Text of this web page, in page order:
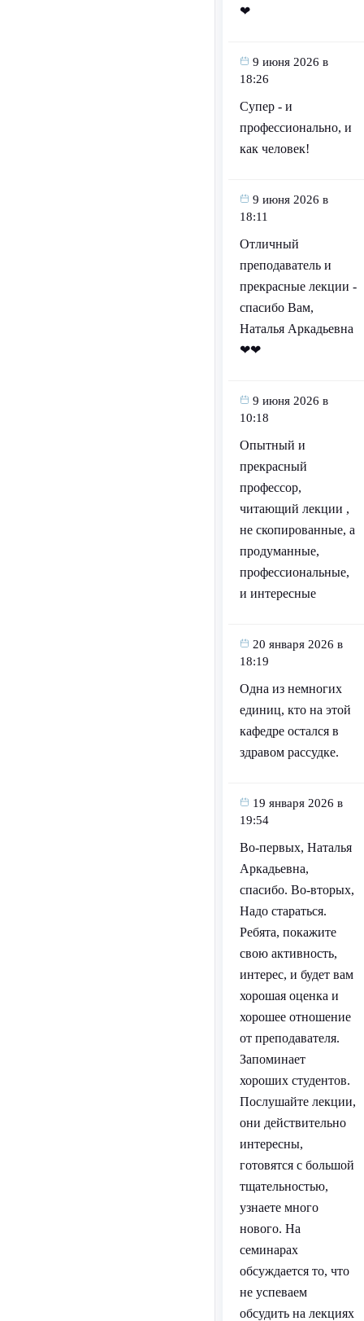
❤
9 июня 2026 в
18:26
Супер - и
профессионально, и
как человек!
9 июня 2026 в
18:11
Отличный
преподаватель и
прекрасные лекции -
спасибо Вам,
Наталья Аркадьевна
❤❤
9 июня 2026 в
10:18
Опытный и
прекрасный
профессор,
читающий лекции ,
не скопированные, а
продуманные,
профессиональные,
и интересные
20 января 2026 в
18:19
Одна из немногих
единиц, кто на этой
кафедре остался в
здравом рассудке.
19 января 2026 в
19:54
Во-первых, Наталья
Аркадьевна,
спасибо. Во-вторых,
Надо стараться.
Ребята, покажите
свою активность,
интерес, и будет вам
хорошая оценка и
хорошее отношение
от преподавателя.
Запоминает
хороших студентов.
Послушайте лекции,
они действительно
интересны,
готовятся с большой
тщательностью,
узнаете много
нового. На
семинарах
обсуждается то, что
не успеваем
обсудить на лекциях